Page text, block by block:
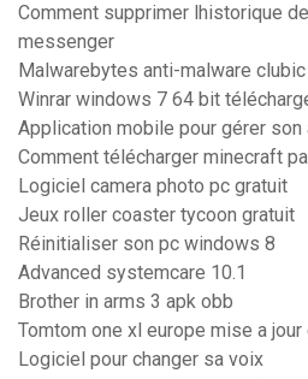
Comment supprimer lhistorique
messenger
Malwarebytes anti-malware clubic
Winrar windows 7 64 bit
Application mobile pour gérer son
Comment télécharger minecraft
Logiciel camera photo pc gratuit
Jeux roller coaster tycoon gratuit
Réinitialiser son pc windows 8
Advanced systemcare 10.1
Brother in arms 3 apk obb
Tomtom one xl europe mise a jour
Logiciel pour changer sa voix